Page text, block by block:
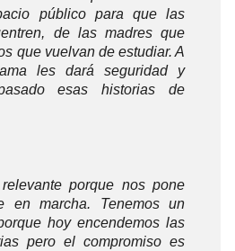
público para que las
de las madres que
que vuelvan de estudiar. A
les dará seguridad y
esas historias de
porque nos pone
en marcha. Tenemos un
hoy encendemos las
pero el compromiso es